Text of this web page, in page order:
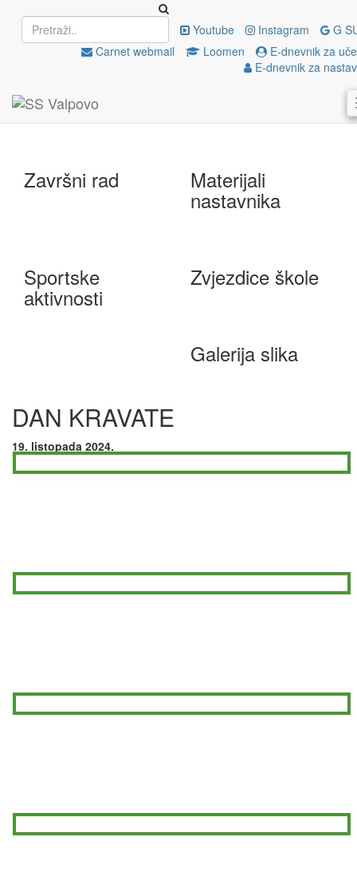
Youtube Instagram
G
Carnet webmail
Loomen
E-dnevnik za
E-dnevnik za
Upisi EU projekti
e-Škole
Završni rad Materijali
nastavnika
Sportske
aktivnosti
Zvjezdice škole
Galerija slika
DAN KRAVATE
19. listopada 2024.